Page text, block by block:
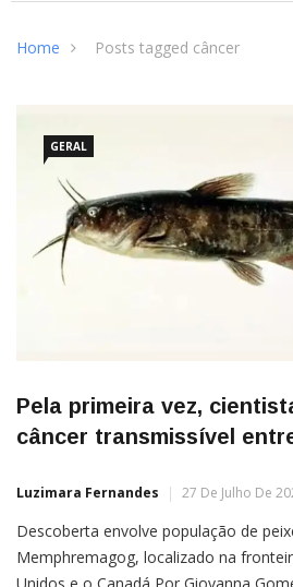
Home Posts tagged câncer
GERAL
Pela primeira vez,
câncer transmissível
Luzimara Fernandes 27 De Julho De
Descoberta envolve população de
Memphremagog, localizado na